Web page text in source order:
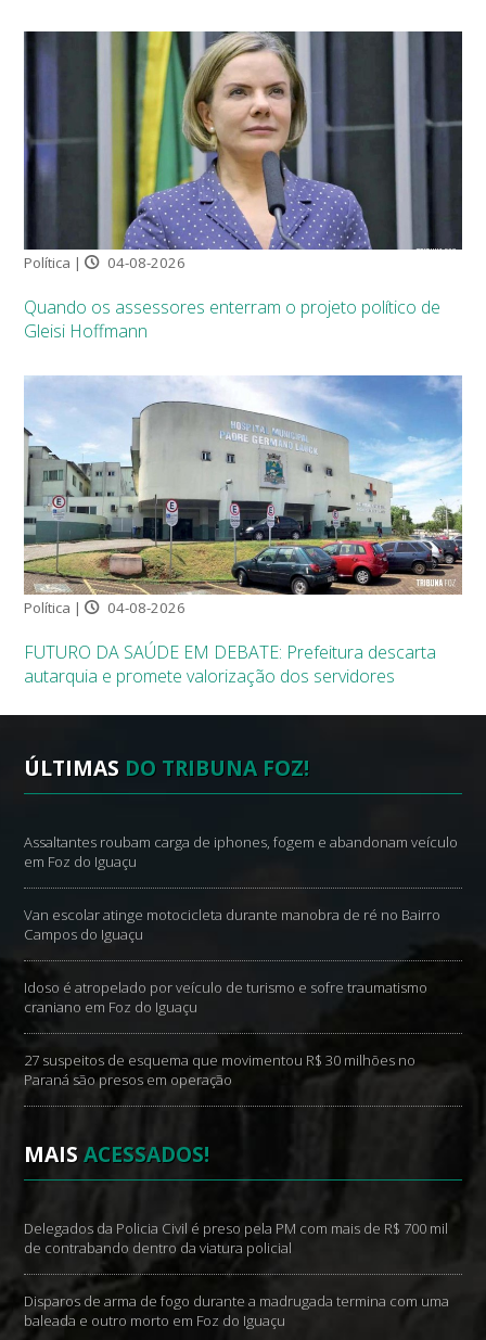
Política | 04-08-2026
Quando os assessores enterram o projeto político de
Gleisi Hoffmann
Política | 04-08-2026
FUTURO DA SAÚDE EM DEBATE: Prefeitura descarta
autarquia e promete valorização dos servidores
ÚLTIMAS DO TRIBUNA FOZ!
Assaltantes roubam carga de iphones, fogem e abandonam veículo
em Foz do Iguaçu
Van escolar atinge motocicleta durante manobra de ré no Bairro
Campos do Iguaçu
Idoso é atropelado por veículo de turismo e sofre traumatismo
craniano em Foz do Iguaçu
27 suspeitos de esquema que movimentou R$ 30 milhões no
Paraná são presos em operação
MAISACESSADOS!
Delegados da Policia Civil é preso pela PM com mais de R$ 700 mil
de contrabando dentro da viatura policial
Disparos de arma de fogo durante a madrugada termina com uma
baleada e outro morto em Foz do Iguaçu